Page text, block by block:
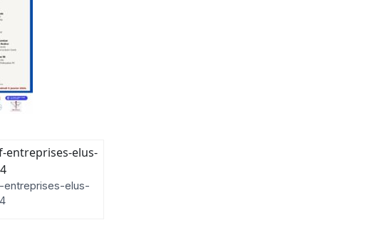
elus-